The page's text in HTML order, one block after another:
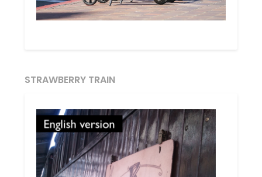
STRAWBERRY TRAIN